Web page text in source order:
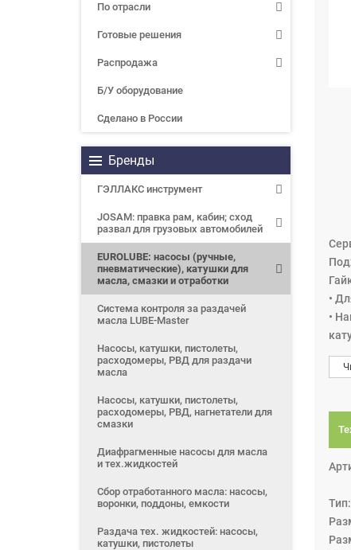
По отрасли
Готовые решения
Распродажа
Б/У оборудование
Сделано в России
Бренды
ГЭЛЛАКС инструмент
JOSAM: правка рам, кабин; сход
развал для грузовых автомобилей
EUROLUBE: насосы (ручные,
пневматические), катушки для
масла, смазки и отработки
Система контроля за раздачей
масла LUBE-Master
Насосы, катушки, пистолеты,
расходомеры, РВД для раздачи
масла
Насосы, катушки, пистолеты,
расходомеры, РВД, нагнетатели для
смазки
Диафрагменные насосы для масла
и тех.жидкостей
Сбор отработанного масла: насосы,
воронки, поддоны, емкости
Раздача тех. жидкостей: насосы,
катушки, пистолеты
•
•
•